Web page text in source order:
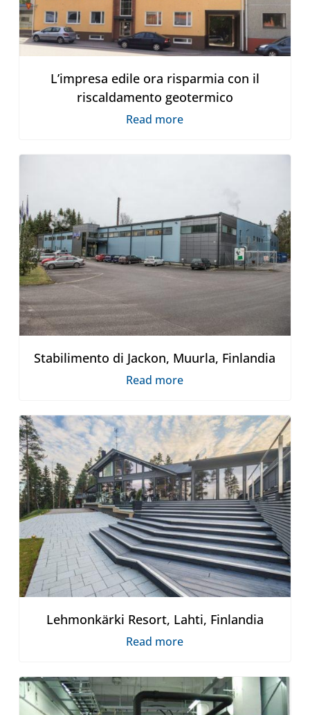
L’impresa edile ora risparmia con il
riscaldamento geotermico
Read more
Stabilimento di Jackon, Muurla, Finlandia
Read more
Lehmonkärki Resort, Lahti, Finlandia
Read more